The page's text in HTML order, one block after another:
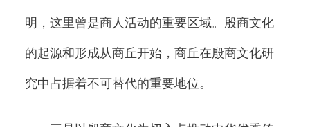
明，这里曾是商人活动的重要区域。殷商文化
的起源和形成从商丘开始，商丘在殷商文化研
究中占据着不可替代的重要地位。